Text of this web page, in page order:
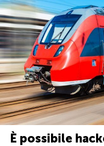
È possibile